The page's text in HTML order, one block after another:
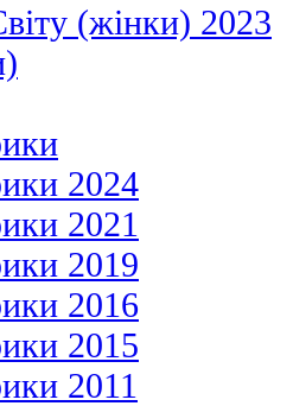
(жінки) 2023
2024
2021
2019
2016
2015
2011